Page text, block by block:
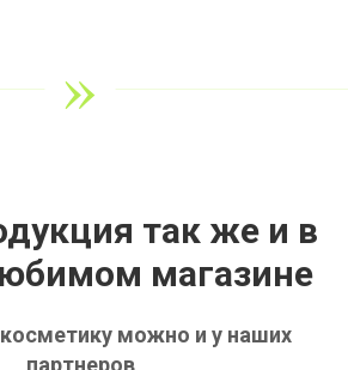
»
так же и в
магазине
можно и у наших
партнеров